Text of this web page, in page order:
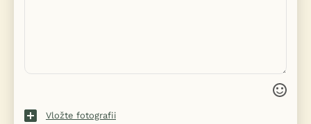
Vložte fotografii